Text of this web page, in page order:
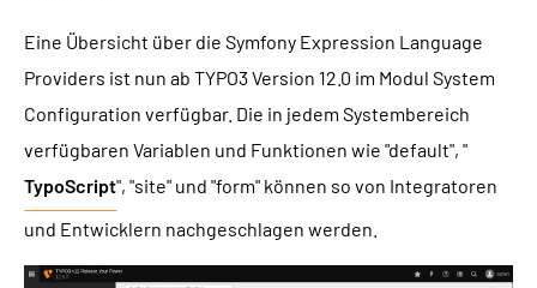
Eine Übersicht über die Symfony Expression Language
Providers ist nun ab TYPO3 Version 12.0 im Modul System
Configuration verfügbar. Die in jedem Systembereich
verfügbaren Variablen und Funktionen wie "default", "
TypoScript", "site" und "form" können so von Integratoren
und Entwicklern nachgeschlagen werden.